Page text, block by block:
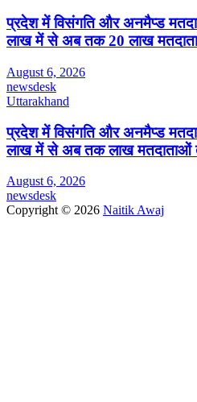
प्रदेश में विसंगति और अनमैप्ड
लाख में से अब तक 20 लाख
August 6, 2026
newsdesk
Uttarakhand
प्रदेश में विसंगति और अनमैप्ड
लाख में से अब तक लाख मतदाताओं
August 6, 2026
newsdesk
Copyright © 2026 Naitik Awaj